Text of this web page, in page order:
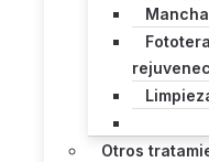
Otros